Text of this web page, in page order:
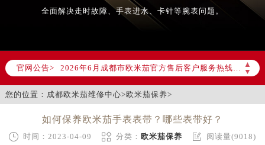
全面解决走时故障、手表进水、卡针等腕表问题。
官网公告>
▲
▼
2026年6月成都市欧米茄官方售后客户服务热线：400-877-2083
2026年6月欧米茄售后服务中心最新网点地址：
成都市锦江区人民东路6号SAC东原中心写字楼24层2406B室（需提前预约）
节假日正常营业！
您的位置： 成都欧米茄维修中心>欧米茄保养>
如何保养欧米茄手表表带？哪些表带好？
 时间：2023-04-09  分类： 欧米茄保养  阅读量(9018)